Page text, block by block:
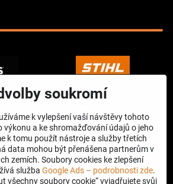
soukromí
k vylepšení vaší návštěvy tohoto
výkonu a ke shromažďování údajů o jeho
k tomu použít nástroje a služby třetích
data mohou být přenášena partnerům v
zemích. Soubory cookies ke zlepšení
služba Google Ads – podrobnosti zde.
všechny soubory cookie“ vyjadřujete svůj